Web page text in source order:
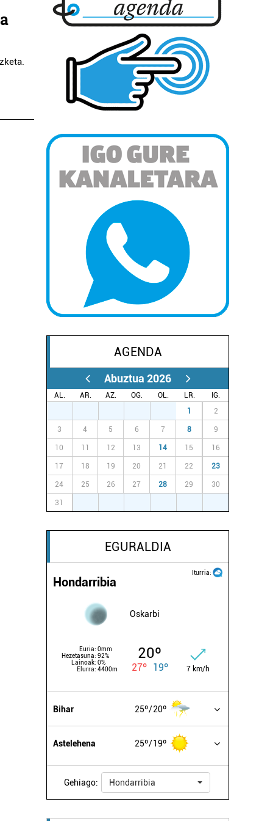
AGENDA
Abuztua 2026
AL. AR. AZ. OG. OL. LR.
IG.
1 2
3 4 5 6 7 8 9
10 11 12 13 14 15 16
17 18 19 20 21 22 23
24 25 26 27 28 29 30
31
EGURALDIA
Iturria:
Hondarribia
Oskarbi
Euria: 0mm
Hezetasuna: 92%
Lainoak: 0%
Elurra: 4400m
20º
27º 19º 7 km/h
Bihar 25º 20º
Astelehena 25º 19º
Gehiago: Hondarribia